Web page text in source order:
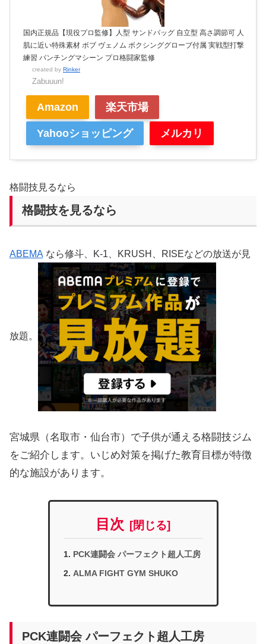
国内正規品【現役プロ監修】人型 サンドバッグ 自立型 高さ調節可 人
肌に近い特殊素材 ボブ ヴェノム ボクシンググローブ付属 実戦型打撃
練習 パンチングマシーン プロ格闘家監修
created by Rinker
Zabuuun!
Amazon 楽天市場
Yahooショッピング メルカリ
格闘技見るなら
格闘技を見るなら
ABEMA なら修斗、K-1、KRUSH、RISEなどの放送が見
放題。
宮城県（名取市・仙台市）で子供が通える格闘技ジム
をご紹介します。いじめ対策を掲げた教育目標が特徴
的な施設があります。
目次
PCK連闘会 パーフェクト超人工房
ALMA FIGHT GYM SHUKO
PCK連闘会 パーフェクト超人工房